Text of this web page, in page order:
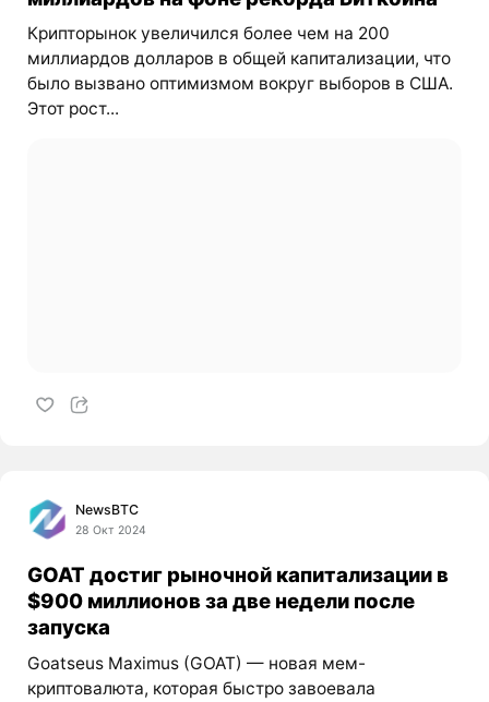
Крипторынок увеличился более чем на 200
миллиардов долларов в общей капитализации, что
было вызвано оптимизмом вокруг выборов в США.
Этот рост...
NewsBTC
28 Окт 2024
GOAT достиг рыночной капитализации в
$900 миллионов за две недели после
запуска
Goatseus Maximus (GOAT) — новая мем-
криптовалюта, которая быстро завоевала